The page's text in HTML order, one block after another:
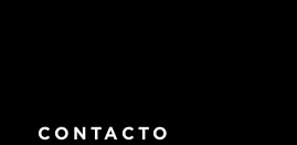
CONTACTO